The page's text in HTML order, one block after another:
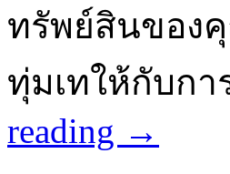
ทรัพย์สินของ
ทุ่มเทให้กับก
reading →